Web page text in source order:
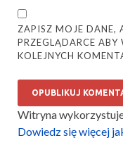
ZAPISZ MOJE DANE,
PRZEGLĄDARCE
KOLEJNYCH
Witryna
Dowiedz się więcej